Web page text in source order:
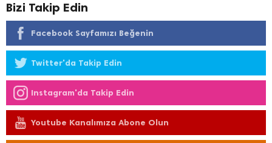
Bizi Takip Edin
Facebook Sayfamızı Beğenin
Twitter'da Takip Edin
Instagram'da Takip Edin
Youtube Kanalımıza Abone Olun